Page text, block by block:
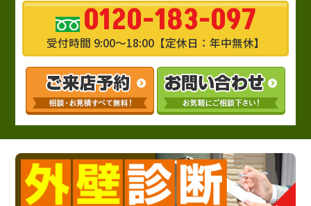
0120-183-097
受付時間 9:00～18:00【定休日：年中無休】